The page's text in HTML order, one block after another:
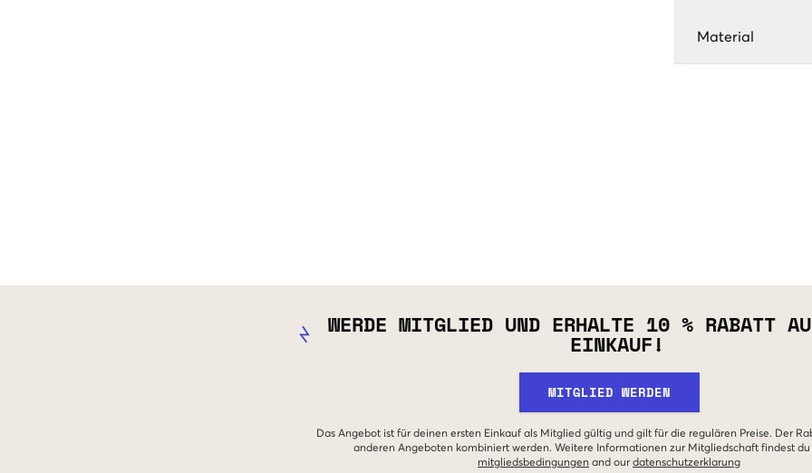
Material
WERDE MITGLIED UND ERHALTE 10 % RABATT
EINKAUF!
MITGLIED WERDEN
Das Angebot ist für deinen ersten Einkauf als Mitglied gültig und gilt für die regulären Preise. Der
anderen Angeboten kombiniert werden. Weitere Informationen zur Mitgliedschaft findest du
mitgliedsbedingungen and our datenschutzerklarung